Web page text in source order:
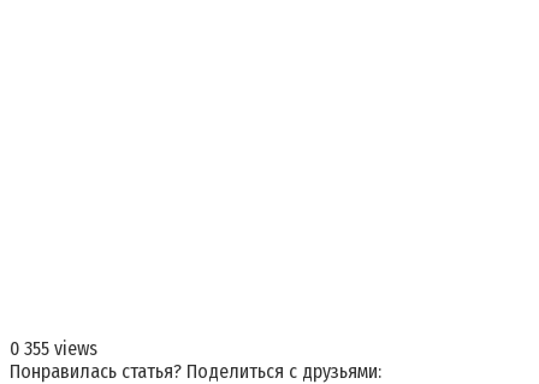
0 355 views
Понравилась статья? Поделиться с друзьями: